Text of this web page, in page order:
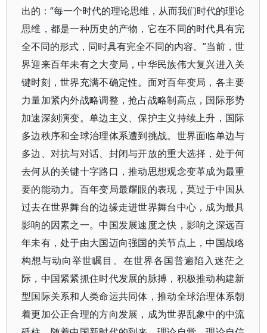
出的：“每一个时代的理论思维，从而我们时代的理论
思维，都是一种历史的产物，它在不同的时代具有完
全不同的形式，同时具有完全不同的内容。”当前，世
界迎来百年未有之大变局，中华民族伟大复兴进入关
键时刻，世界充满不确定性。面对百年变局，各主要
力量加紧内外战略调整，抢占战略制高点，国际形势
加速深刻演变。单边主义、保护主义持续上升，国际
多边秩序和全球治理体系遭到挑战。世界面临单边与
多边、对抗与对话、封闭与开放的重大选择，处于何
去何从的关键十字路口，推动思想观念变革成为最重
要的能动力。百年变局最耀眼的表现，莫过于中国从
过去在世界舞台的边缘走进世界舞台中心，成为最具
影响的因素之一。中国发展速度之快，影响之深远百
年未有，处于由大国迈向强国的关节点上，中国战略
构想与动向举世瞩目。在世界各国普遍陷入迷茫之
际，中国紧紧抓住时代发展的脉搏，积极推动构建新
型国际关系和人类命运共同体，推动全球治理体系朝
着更加公正合理的方向发展，成为世界乱象中的中流